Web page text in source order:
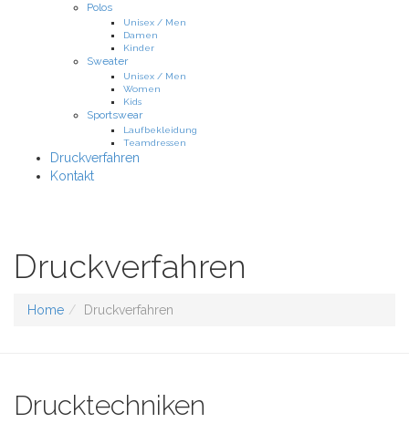
Polos
Unisex / Men
Damen
Kinder
Sweater
Unisex / Men
Women
Kids
Sportswear
Laufbekleidung
Teamdressen
Druckverfahren
Kontakt
Druckverfahren
Home Druckverfahren
Drucktechniken